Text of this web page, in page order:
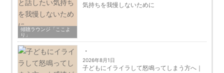
傾聴ラウンジ「ここよ
り」
気持ちを我慢しないために
2026年8月1日
子どもにイライラして怒鳴ってしまう方へ｜